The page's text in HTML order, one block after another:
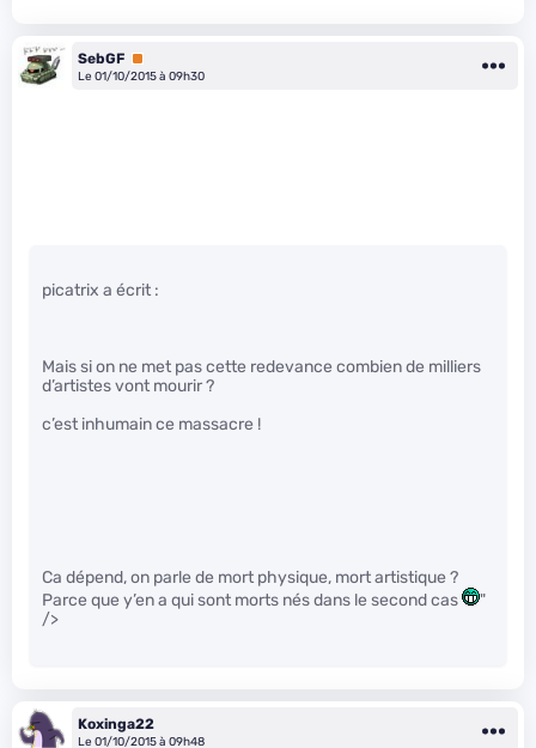
SebGF Premium
Le 01/10/2015 à 09h30
picatrix a écrit :
Mais si on ne met pas cette redevance combien de milliers
d’artistes vont mourir ?
c’est inhumain ce massacre !
Ca dépend, on parle de mort physique, mort artistique ?
Parce que y’en a qui sont morts nés dans le second cas
"
/>
Koxinga22
Le 01/10/2015 à 09h48